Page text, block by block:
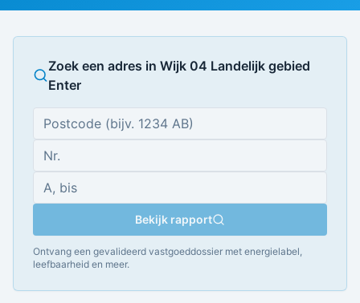
Zoek een adres in Wijk 04 Landelijk gebied
Enter
Bekijk rapport
Ontvang een gevalideerd vastgoeddossier met energielabel,
leefbaarheid en meer.